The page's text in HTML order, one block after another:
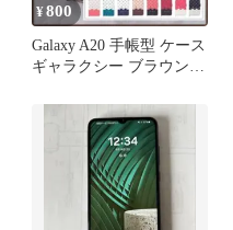
¥800
Galaxy A20 手帳型 ケース
ギャラクシー ブラウン